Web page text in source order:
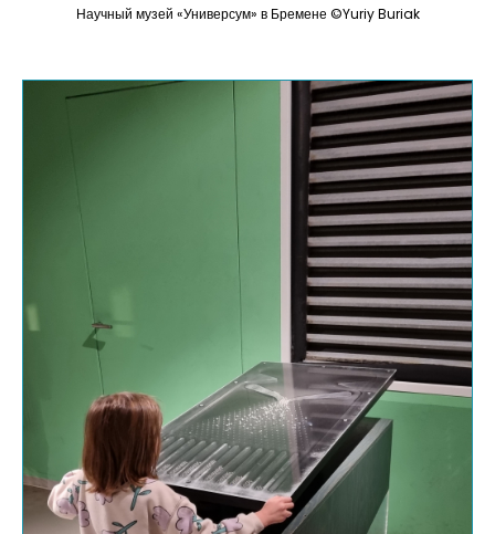
Научный музей «Универсум» в Бремене ©Yuriy Buriak